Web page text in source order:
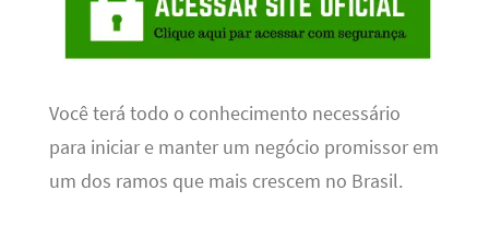
Você terá todo o conhecimento necessário
para iniciar e manter um negócio promissor em
um dos ramos que mais crescem no Brasil.